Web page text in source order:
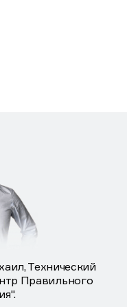
Технический
Правильного